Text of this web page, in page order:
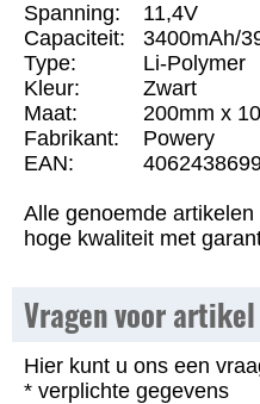
Spanning:
11,4V
Capaciteit:
3400mAh/
Type:
Li-Polymer
Kleur:
Zwart
Maat:
200mm x
Fabrikant:
Powery
EAN:
Alle genoemde
hoge kwaliteit met
Vragen voor
Hier kunt u ons een
* verplichte gegevens